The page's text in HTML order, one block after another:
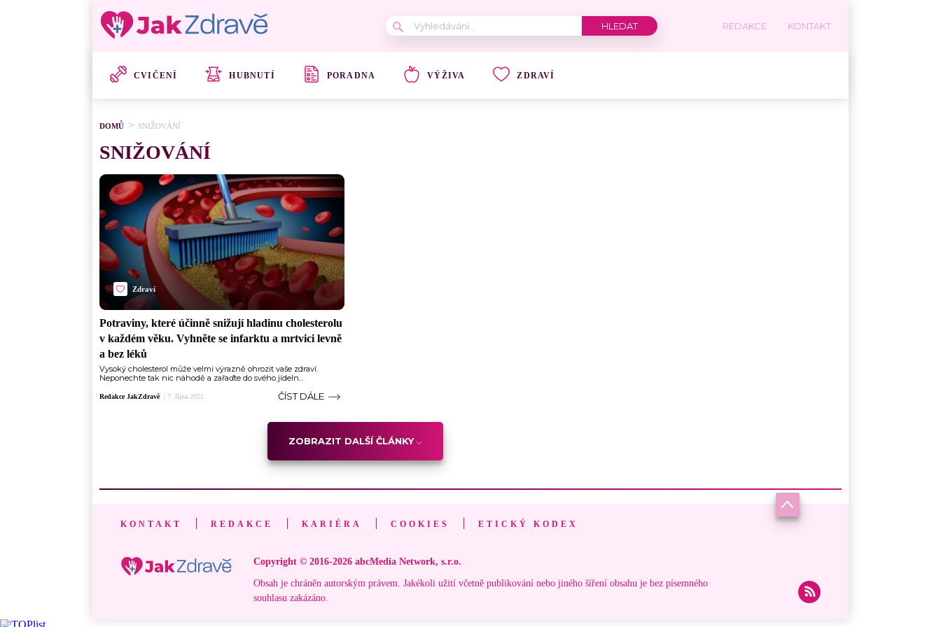
REDAKCE KONTAKT
CVIČENÍ HUBNUTÍ PORADNA VÝŽIVA ZDRAVÍ
DOMŮ SNIŽOVÁNÍ
SNIŽOVÁNÍ
Zdraví
Potraviny, které účinně snižují hladinu cholesterolu
v každém věku. Vyhněte se infarktu a mrtvici levně
a bez léků
Vysoký cholesterol může velmi výrazně ohrozit vaše zdraví.
Neponechte tak nic náhodě a zařaďte do svého jídeln...
Redakce JakZdravě 7. října 2021 ČÍST DÁLE
ZOBRAZIT DALŠÍ ČLÁNKY
KONTAKT REDAKCE KARIÉRA COOKIES ETICKÝ KODEX
Copyright © 2016-2026 abcMedia Network, s.r.o.
Obsah je chráněn autorským právem. Jakékoli užití včetně publikování nebo jiného šíření obsahu je bez písemného
souhlasu zakázáno.